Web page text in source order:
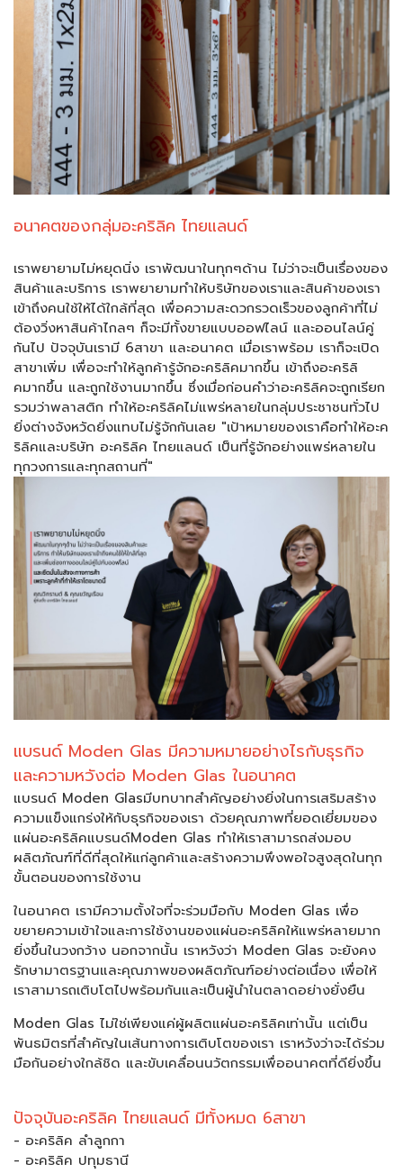
อนาคตของกลุ่มอะคริลิค ไทยแลนด์
เราพยายามไม่หยุดนิ่ง เราพัฒนาในทุกๆด้าน ไม่ว่าจะเป็นเรื่องของ
สินค้าและบริการ เราพยายามทำให้บริษัทของเราและสินค้าของเรา
เข้าถึงคนใช้ให้ได้ใกล้ที่สุด เพื่อความสะดวกรวดเร็วของลูกค้าที่ไม่
ต้องวิ่งหาสินค้าไกลๆ ก็จะมีทั้งขายแบบออฟไลน์ และออนไลน์คู่
กันไป ปัจจุบันเรามี 6สาขา และอนาคต เมื่อเราพร้อม เราก็จะเปิด
สาขาเพิ่ม เพื่อจะทำให้ลูกค้ารู้จักอะคริลิคมากขึ้น เข้าถึงอะคริลิ
คมากขึ้น และถูกใช้งานมากขึ้น ซึ่งเมื่อก่อนคำว่าอะคริลิคจะถูกเรียก
รวมว่าพลาสติก ทำให้อะคริลิคไม่แพร่หลายในกลุ่มประชาชนทั่วไป
ยิ่งต่างจังหวัดยิ่งแทบไม่รู้จักกันเลย "เป้าหมายของเราคือทำให้อะค
ริลิคและบริษัท อะคริลิค ไทยแลนด์ เป็นที่รู้จักอย่างแพร่หลายใน
ทุกวงการและทุกสถานที่"
แบรนด์ Moden Glas มีความหมายอย่างไรกับธุรกิจ
และความหวังต่อ Moden Glas ในอนาคต
แบรนด์ Moden Glasมีบทบาทสำคัญอย่างยิ่งในการเสริมสร้าง
ความแข็งแกร่งให้กับธุรกิจของเรา ด้วยคุณภาพที่ยอดเยี่ยมของ
แผ่นอะคริลิคแบรนด์Moden Glas ทำให้เราสามารถส่งมอบ
ผลิตภัณฑ์ที่ดีที่สุดให้แก่ลูกค้าและสร้างความพึงพอใจสูงสุดในทุก
ขั้นตอนของการใช้งาน
ในอนาคต เรามีความตั้งใจที่จะร่วมมือกับ Moden Glas เพื่อ
ขยายความเข้าใจและการใช้งานของแผ่นอะคริลิคให้แพร่หลายมาก
ยิ่งขึ้นในวงกว้าง นอกจากนั้น เราหวังว่า Moden Glas จะยังคง
รักษามาตรฐานและคุณภาพของผลิตภัณฑ์อย่างต่อเนื่อง เพื่อให้
เราสามารถเติบโตไปพร้อมกันและเป็นผู้นำในตลาดอย่างยั่งยืน
Moden Glas ไม่ใช่เพียงแค่ผู้ผลิตแผ่นอะคริลิคเท่านั้น แต่เป็น
พันธมิตรที่สำคัญในเส้นทางการเติบโตของเรา เราหวังว่าจะได้ร่วม
มือกันอย่างใกล้ชิด และขับเคลื่อนนวัตกรรมเพื่ออนาคตที่ดียิ่งขึ้น
ปัจจุบันอะคริลิค ไทยแลนด์ มีทั้งหมด 6สาขา
- อะคริลิค ลำลูกกา
- อะคริลิค ปทุมธานี